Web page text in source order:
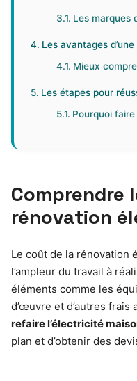
Les marques
Les avantages
Mieux
Les étapes pour
Pourquoi
Comprendre
rénovation
Le coût de la rénovation
l’ampleur du travail à
éléments comme les
d’œuvre et d’autres frais
refaire l’électricité
plan et d’obtenir des